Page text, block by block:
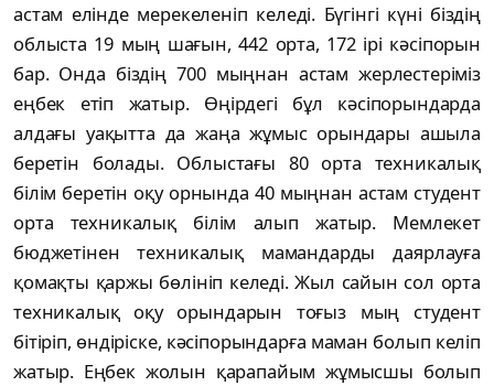
астам елінде мерекеленіп келеді. Бүгінгі күні біздің
облыста 19 мың шағын, 442 орта, 172 ірі кәсіпорын
бар. Онда біздің 700 мыңнан астам жерлестеріміз
еңбек етіп жатыр. Өңірдегі бұл кәсіпорындарда
алдағы уақытта да жаңа жұмыс орындары ашыла
беретін болады. Облыстағы 80 орта техникалық
білім беретін оқу орнында 40 мыңнан астам студент
орта техникалық білім алып жатыр. Мемлекет
бюджетінен техникалық мамандарды даярлауға
қомақты қаржы бөлініп келеді. Жыл сайын сол орта
техникалық оқу орындарын тоғыз мың студент
бітіріп, өндіріске, кәсіпорындарға маман болып келіп
жатыр. Еңбек жолын қарапайым жұмысшы болып